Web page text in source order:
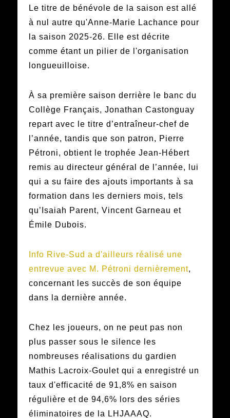
Le titre de bénévole de la saison est allé
à nul autre qu'Anne-Marie Lachance pour
la saison 2025-26. Elle est décrite
comme étant un pilier de l'organisation
longueuilloise.
À sa première saison derrière le banc du
Collège Français, Jonathan Castonguay
repart avec le titre d’entraîneur-chef de
l’année, tandis que son patron, Pierre
Pétroni, obtient le trophée Jean-Hébert
remis au directeur général de l’année, lui
qui a su faire des ajouts importants à sa
formation dans les derniers mois, tels
qu’Isaiah Parent, Vincent Garneau et
Émile Dubois.
Info Rive-Sud a d'ailleurs réalisé une
entrevue avec M. Pétroni dernièrement,
concernant les succès de son équipe
dans la dernière année.
Chez les joueurs, on ne peut pas non
plus passer sous le silence les
nombreuses réalisations du gardien
Mathis Lacroix-Goulet qui a enregistré un
taux d'efficacité de 91,8% en saison
régulière et de 94,6% lors des séries
éliminatoires de la LHJAAAQ.